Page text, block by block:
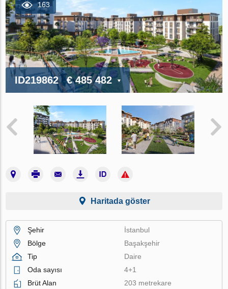
163
ID219862 € 485 482
Haritada göster
Şehir
İstanbul
Bölge
Başakşehir
Tip
Daire
Oda sayısı
4+1
Brüt Alan
203 metrekare